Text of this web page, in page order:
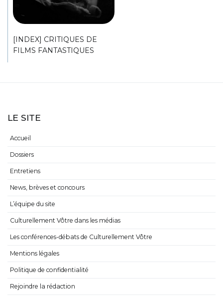
[INDEX] CRITIQUES DE
FILMS FANTASTIQUES
LE SITE
Accueil
Dossiers
Entretiens
News, brèves et concours
L’équipe du site
Culturellement Vôtre dans les médias
Les conférences-débats de Culturellement Vôtre
Mentions légales
Politique de confidentialité
Rejoindre la rédaction